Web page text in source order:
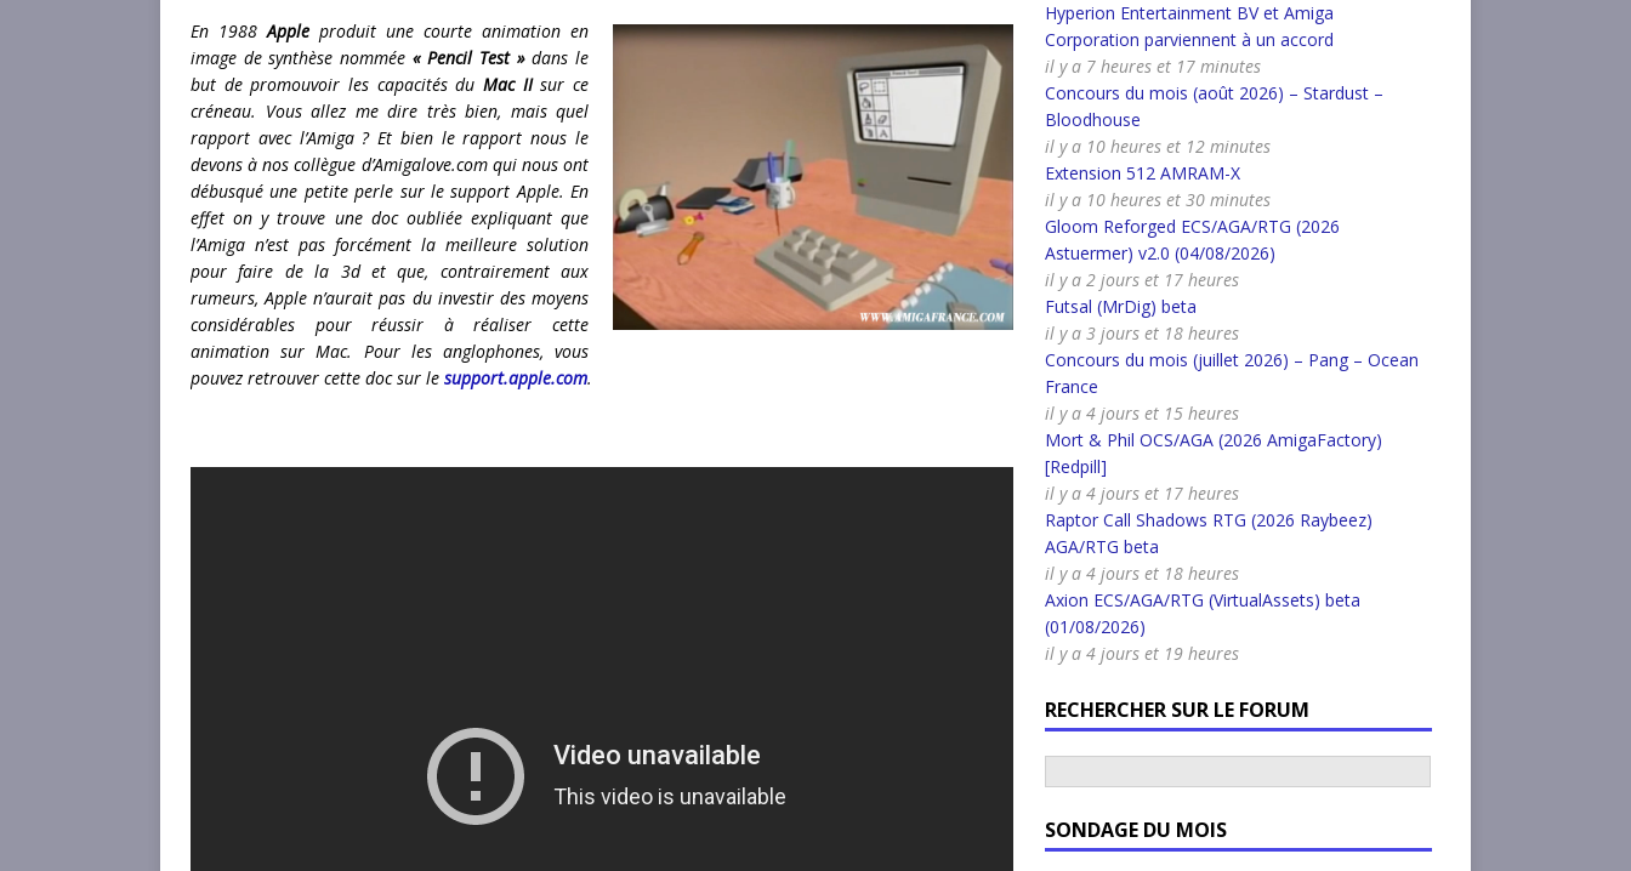
En 1988Apple produit une courte animation en
image de synthèse nommée « Pencil Test »dans le
but de promouvoir les capacités duMac IIsur ce
créneau. Vous allez me dire très bien, mais quel
rapport avec l’Amiga ? Et bien le rapport nous le
devons à nos collègue d’Amigalove.com qui nous ont
débusqué une petite perle sur le support Apple. En
effet on y trouve une doc oubliée expliquant que
l’Amiga n’est pas forcément la meilleure solution
pour faire de la 3d et que, contrairement aux
rumeurs, Apple n’aurait pas du investir des moyens
considérables pour réussir à réaliser cette
animation sur Mac. Pour les anglophones, vous
pouvez retrouver cette doc sur le support.apple.com.
Hyperion Entertainment BV et Amiga
Corporation parviennent à un accord
il y a 7 heures et 17 minutes
Concours du mois (août 2026) – Stardust –
Bloodhouse
il y a 10 heures et 12 minutes
Extension 512 AMRAM-X
il y a 10 heures et 30 minutes
Gloom Reforged ECS/AGA/RTG (2026
Astuermer) v2.0 (04/08/2026)
il y a 2 jours et 17 heures
Futsal (MrDig) beta
il y a 3 jours et 18 heures
Concours du mois (juillet 2026) – Pang – Ocean
France
il y a 4 jours et 15 heures
Mort & Phil OCS/AGA (2026 AmigaFactory)
[Redpill]
il y a 4 jours et 17 heures
Raptor Call Shadows RTG (2026 Raybeez)
AGA/RTG beta
il y a 4 jours et 18 heures
Axion ECS/AGA/RTG (VirtualAssets) beta
(01/08/2026)
il y a 4 jours et 19 heures
RECHERCHER SUR LE FORUM
SONDAGE DU MOIS